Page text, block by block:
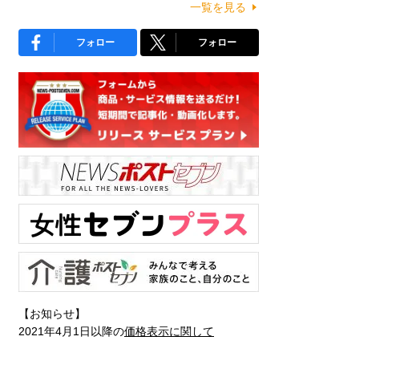
一覧を見る
フォロー フォロー
【お知らせ】
2021年4月1日以降の価格表示に関して